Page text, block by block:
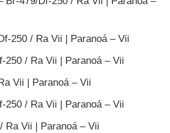
250 / Ra Vii | Paranoá – Vii
250 / Ra Vii | Paranoá – Vii
Vii | Paranoá – Vii
250 / Ra Vii | Paranoá – Vii
Ra Vii | Paranoá – Vii